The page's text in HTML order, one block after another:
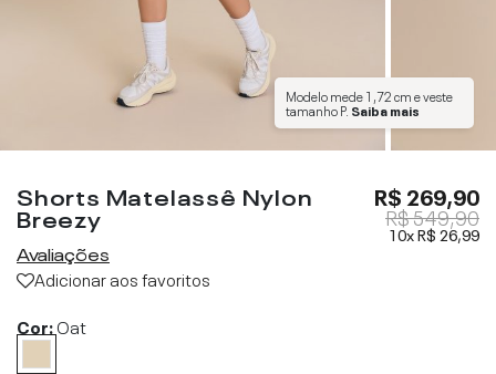
Modelo mede1,72 cme veste
tamanhoP. Saiba mais
Shorts Matelassê Nylon
Breezy
Avaliações
Adicionar aos favoritos
R$ 269,90
R$ 549,90
10xR$ 26,99
Cor:Oat